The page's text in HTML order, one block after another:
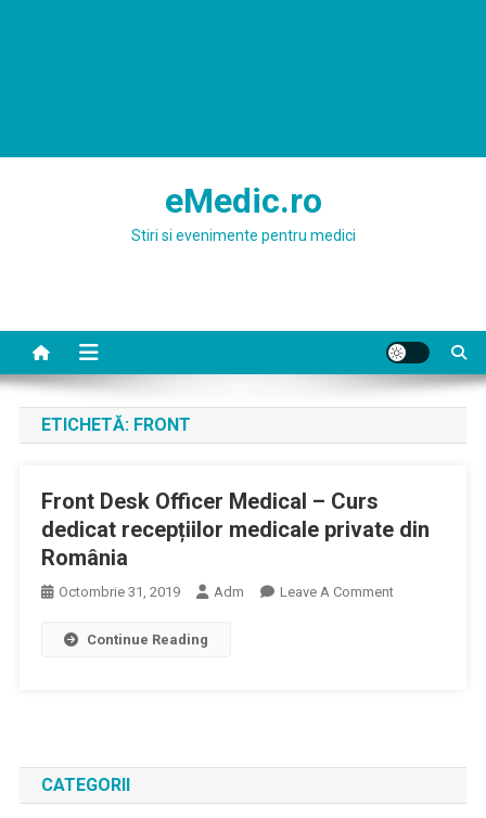
eMedic.ro
Stiri si evenimente pentru medici
ETICHETĂ: FRONT
Front Desk Officer Medical – Curs
dedicat recepțiilor medicale private din
România
Octombrie 31, 2019 Adm Leave A CommentOn
Dedicat
Continue Reading
CATEGORII